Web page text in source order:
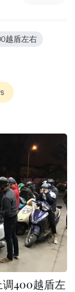
越盾左右
400越盾左